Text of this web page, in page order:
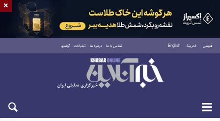
فارسی العربية English تماس با ما درباره ما تبلیغات آرشیو
شنبه ۱۷ مرداد ۱۴۰۵
×